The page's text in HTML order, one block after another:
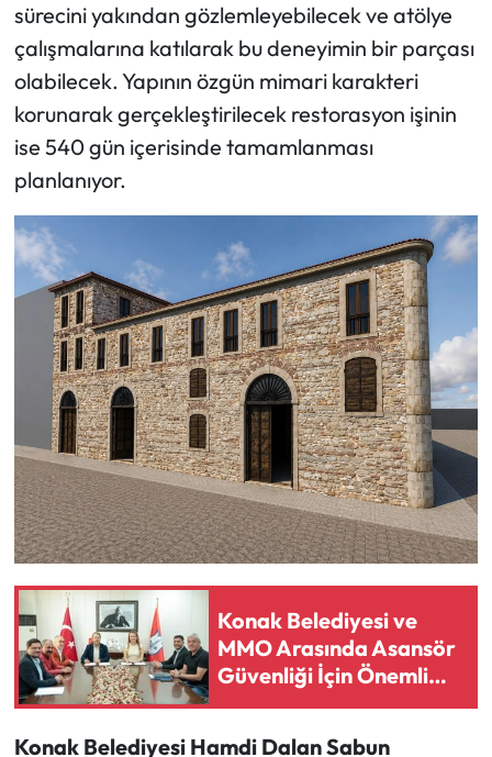
sürecini yakından gözlemleyebilecek ve atölye
çalışmalarına katılarak bu deneyimin bir parçası
olabilecek. Yapının özgün mimari karakteri
korunarak gerçekleştirilecek restorasyon işinin
ise 540 gün içerisinde tamamlanması
planlanıyor.
Konak Belediyesi ve
MMO Arasında Asansör
Güvenliği İçin Önemli
Protokol
Konak Belediyesi Hamdi Dalan Sabun